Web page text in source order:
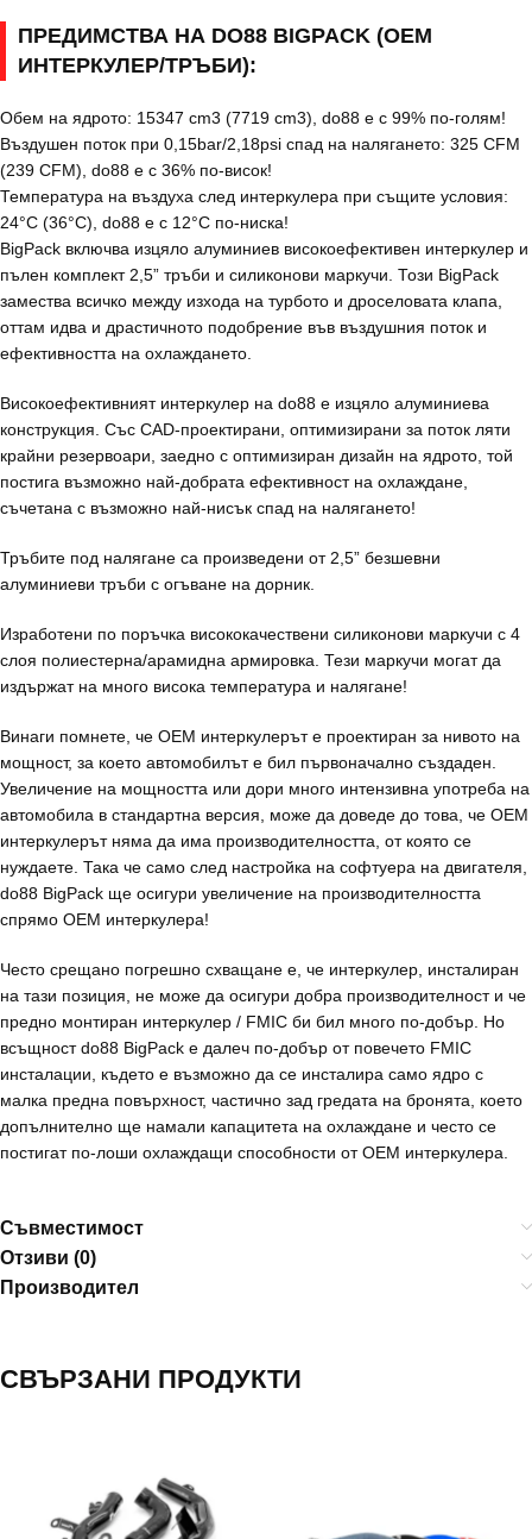
ПРЕДИМСТВА НА DO88 BIGPACK (OEM
ИНТЕРКУЛЕР/ТРЪБИ):
Обем на ядрото: 15347 cm3 (7719 cm3), do88 е с 99% по-голям!
Въздушен поток при 0,15bar/2,18psi спад на налягането: 325 CFM
(239 CFM), do88 е с 36% по-висок!
Температура на въздуха след интеркулера при същите условия:
24°C (36°C), do88 е с 12°C по-ниска!
BigPack включва изцяло алуминиев високоефективен интеркулер и
пълен комплект 2,5” тръби и силиконови маркучи. Този BigPack
замества всичко между изхода на турбото и дроселовата клапа,
оттам идва и драстичното подобрение във въздушния поток и
ефективността на охлаждането.
Високоефективният интеркулер на do88 е изцяло алуминиева
конструкция. Със CAD-проектирани, оптимизирани за поток ляти
крайни резервоари, заедно с оптимизиран дизайн на ядрото, той
постига възможно най-добрата ефективност на охлаждане,
съчетана с възможно най-нисък спад на налягането!
Тръбите под налягане са произведени от 2,5” безшевни
алуминиеви тръби с огъване на дорник.
Изработени по поръчка висококачествени силиконови маркучи с 4
слоя полиестерна/арамидна армировка. Тези маркучи могат да
издържат на много висока температура и налягане!
Винаги помнете, че OEM интеркулерът е проектиран за нивото на
мощност, за което автомобилът е бил първоначално създаден.
Увеличение на мощността или дори много интензивна употреба на
автомобила в стандартна версия, може да доведе до това, че OEM
интеркулерът няма да има производителността, от която се
нуждаете. Така че само след настройка на софтуера на двигателя,
do88 BigPack ще осигури увеличение на производителността
спрямо OEM интеркулера!
Често срещано погрешно схващане е, че интеркулер, инсталиран
на тази позиция, не може да осигури добра производителност и че
предно монтиран интеркулер / FMIC би бил много по-добър. Но
всъщност do88 BigPack е далеч по-добър от повечето FMIC
инсталации, където е възможно да се инсталира само ядро с
малка предна повърхност, частично зад гредата на бронята, което
допълнително ще намали капацитета на охлаждане и често се
постигат по-лоши охлаждащи способности от OEM интеркулера.
Съвместимост
Отзиви (0)
Производител
СВЪРЗАНИ ПРОДУКТИ